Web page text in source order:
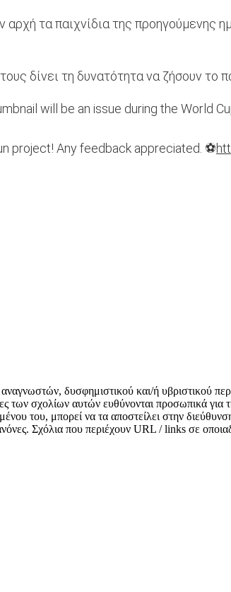
τα παιχνίδια της προηγούμενης
δίνει τη δυνατότητα να ζήσουν το
will be an issue during the World
project! Any feedback appreciated. ⚽️
δυσφημιστικού και/ή υβριστικού
των σχολίων αυτών ευθύνονται προσωπικά
του, μπορεί να τα αποστείλει στην
Σχόλια που περιέχουν URL / links σε